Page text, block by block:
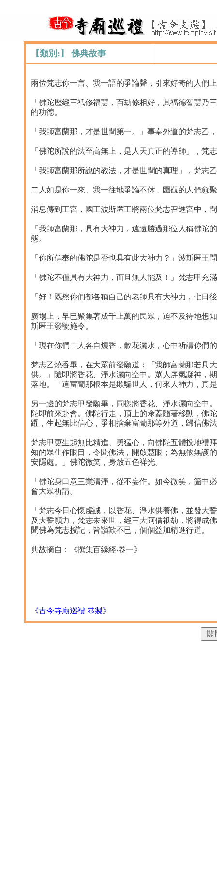
【類別:】 佛典故事
兩位梵志你一言、我一語的爭論聲，引來好奇的人們
「佛陀歷經三祇修福慧，百劫修相好，其福德智慧
的功德。
「我師富蘭那，才是世間第一。」事奉外道的梵志乙
「佛陀所說的法至高無上，是人天真正的導師」，梵
「我師富蘭那所說的教法，才是世間的真理」，梵志
二人如是你一來、我一往地爭論不休，圍觀的人們愈
消息傳到王宮，國王波斯匿王將兩位梵志召進宮中，
「我師富蘭那，具有大神力，遠遠勝過那位人稱佛
態。
「你所信奉的佛陀是否也具有此大神力？」波斯匿王
「佛陀不僅具有大神力，而且無人能及！」梵志甲充
「好！既然你們都各稱自己的老師具有大神力，七日
廣場上，早已聚集著成千上萬的民眾，迫不及待地想
斯匿王發號施令。
「現在你們二人各自燒香，散花灑水，心中祈請你們
梵志乙燒香畢，在大眾前發願道：「我師富蘭那若具
供。」隨即將香花、淨水灑向空中。眾人屏氣凝神，
落地。「這富蘭那根本是欺騙世人，何來大神力，真
另一邊的梵志甲發願畢，同樣將香花、淨水灑向空中
陀即前來赴會。佛陀行走，頂上的傘蓋隨著移動，佛
躍，生起無比信心，爭相捨棄富蘭那等外道，歸信佛
梵志甲更生起無比精進、勇猛心，向佛陀五體投地禮
知的眾生作眼目，令聞佛法，開啟慧眼；為無依無護
安隱處。」佛陀微笑，身放五色祥光。
「佛陀身口意三業清淨，從不妄作。如今微笑，箇
會大眾祈請。
「梵志今日心懷虔誠，以香花、淨水供養佛，並發
及大誓願力，梵志未來世，經三大阿僧祇劫，將得成
聞佛為梵志授記，皆讚歎不已，個個益加精進行道。
典故摘自：《撰集百緣經‧卷一》
《古今寺廟巡禮 恭製》